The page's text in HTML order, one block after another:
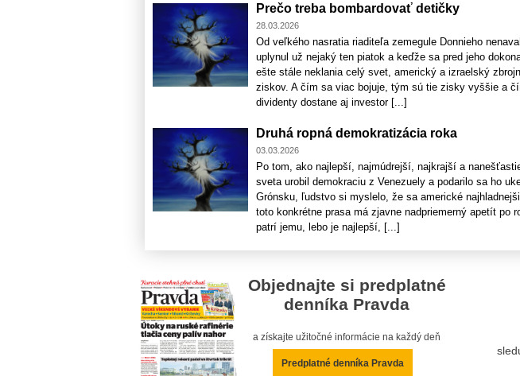
Prečo treba bombardovať detičky
28.03.2026
Od veľkého nasratia riaditeľa zemegule Donnieho
uplynul už nejaký ten piatok a keďže sa pred jeho
ešte stále neklania celý svet, americký a izraelský
ziskov. A čím sa viac bojuje, tým sú tie zisky vyššie a
dividenty dostane aj investor [...]
Druhá ropná demokratizácia roka
03.03.2026
Po tom, ako najlepší, najmúdrejší, najkrajší a
sveta urobil demokraciu z Venezuely a podarilo sa ho
Grónsku, ľudstvo si myslelo, že sa americké
toto konkrétne prasa má zjavne nadpriemerný apetít po
patrí jemu, lebo je najlepší, [...]
Objednajte si predplatné
denníka Pravda
a získajte užitočné informácie na každý deň
Predplatné denníka Pravda